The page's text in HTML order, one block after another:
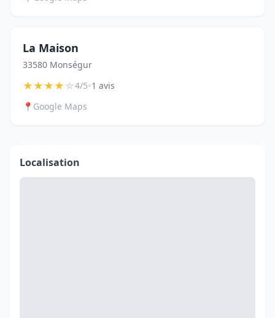
La Maison
33580 Monségur
★★★★☆4/5•1 avis
📍 Google Maps
Localisation